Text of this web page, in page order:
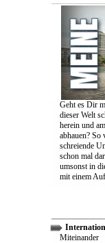
Geht es Dir
dieser Welt
herein und
abhauen?
schreiende
schon mal
umsonst in
mit einem
Miteinander